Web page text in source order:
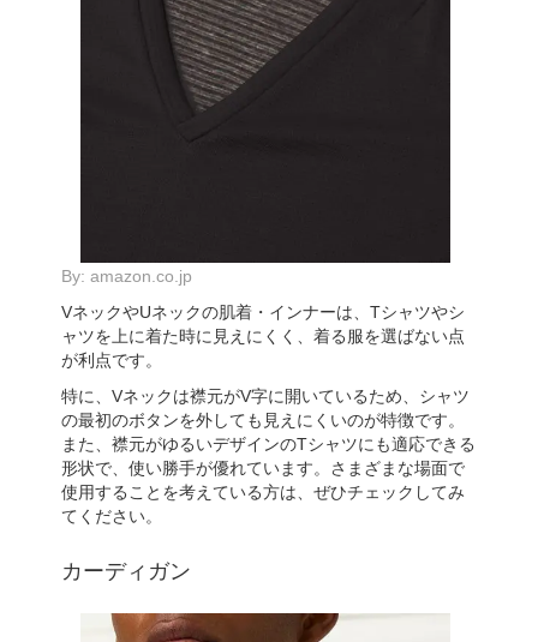
By: amazon.co.jp
VネックやUネックの肌着・インナーは、Tシャツやシ
ャツを上に着た時に見えにくく、着る服を選ばない点
が利点です。
特に、Vネックは襟元がV字に開いているため、シャツ
の最初のボタンを外しても見えにくいのが特徴です。
また、襟元がゆるいデザインのTシャツにも適応できる
形状で、使い勝手が優れています。さまざまな場面で
使用することを考えている方は、ぜひチェックしてみ
てください。
カーディガン